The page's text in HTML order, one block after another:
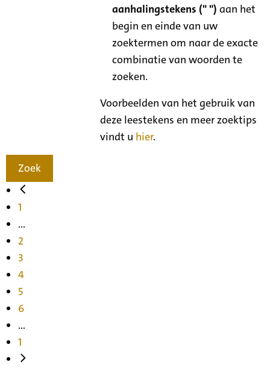
aanhalingstekens (" ") aan het
begin en einde van uw
zoektermen om naar de exacte
combinatie van woorden te
zoeken.
Voorbeelden van het gebruik van
deze leestekens en meer zoektips
vindt u hier.
Zoek
1
...
2
3
4
5
6
...
1